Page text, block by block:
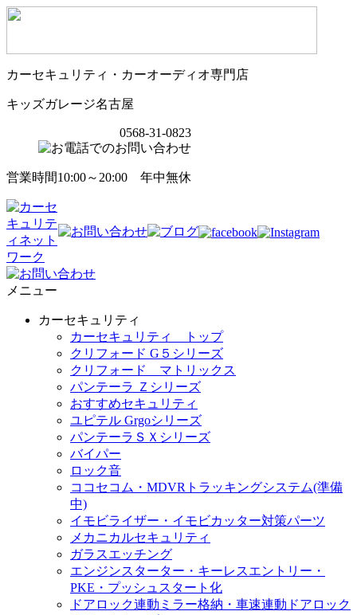
カーセキュリティ・カーオーディオ専門店
キッズガレージ名古屋
0568-31-0823
営業時間10:00～20:00 年中無休
メニュー
カーセキュリティ
カーセキュリティ トップ
クリフォード G５シリーズ
クリフォード マトリックス
パンテーラ Ｚシリーズ
おすすめセキュリティ
ユピテル Grgoシリーズ
パンテーラＳＸシリーズ
バイパー
ロック音
ココセコム・MDVRトラッキングシステム(準備
中)
イモビライザー・イモビカッター対策パーツ
メカニカルセキュリティ
ガラスエッチング
エンジンスターター・キーレスエントリー・
PKE・プッシュスタート化
ドアロック連動ミラー格納・車速連動ドアロック